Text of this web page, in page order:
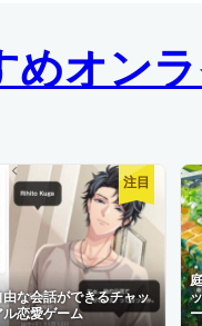
めオン
な会話ができるチャッ
恋愛ゲーム
注目